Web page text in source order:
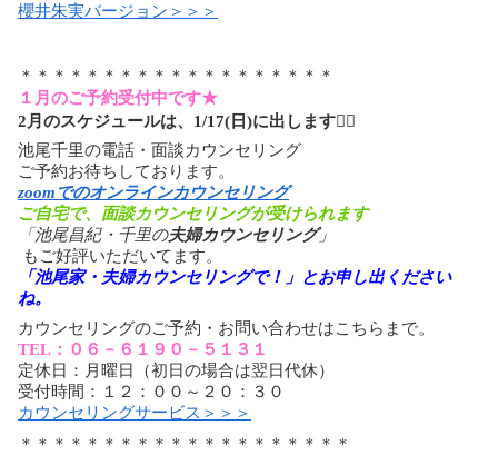
櫻井朱実バージョン＞＞＞
＊＊＊＊＊＊＊＊＊＊＊＊＊＊＊＊＊＊＊
１月のご予約受付中です★
2月のスケジュールは、1/17(日)に出します🙇‍♀️
池尾千里の電話・面談カウンセリング
ご予約お待ちしております。
zoomでのオンラインカウンセリング
ご自宅で、面談カウンセリングが受けられます
「池尾昌紀・千里の夫婦カウンセリング」
もご好評いただいてます。
「池尾家・夫婦カウンセリングで！」とお申し出ください
ね。
カウンセリングのご予約・お問い合わせはこちらまで。
TEL：０６－６１９０－５１３１
定休日：月曜日（初日の場合は翌日代休）
受付時間：１２：００～２０：３０
カウンセリングサービス＞＞＞
＊＊＊＊＊＊＊＊＊＊＊＊＊＊＊＊＊＊＊＊